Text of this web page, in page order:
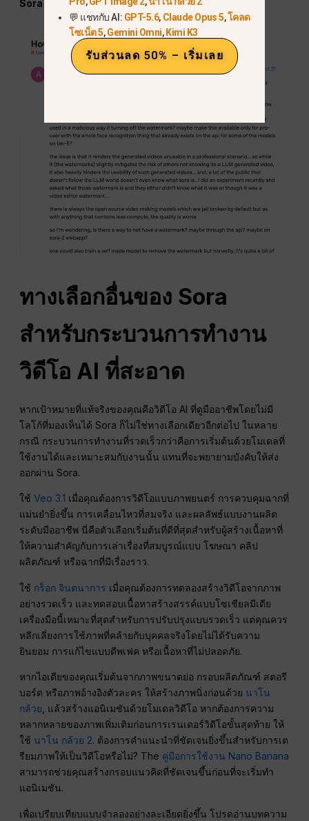
Sora โดยไม่มีโลโก้ที่มองเห็นได้.
ทางเลือกอื่นของ Sora
สำหรับกระบวนการทำงาน
วิดีโอ AI ที่สะอาด
หากเป้าหมายที่แท้จริงของคุณคือวิดีโอ AI ที่ดูมืออาชีพโดยไม่มี
โลโก้ที่มองเห็นได้ Sora ก็ไม่ใช่ทางเลือกเดียวอีกต่อไป ในหลาย
กรณี กระบวนการทำงานที่รวดเร็วกว่าคือการเริ่มต้นด้วยโมเดลที่
ใช้งานได้และเหมาะสมกับงานนั้น แทนที่จะพยายามบังคับให้ส่ง
ออกผ่าน Sora.
ใช้Veo 3.1 เมื่อคุณต้องการวิดีโอแบบภาพยนตร์ การควบคุมฉากที่
แม่นยำยิ่งขึ้น การเคลื่อนไหวที่สมจริง และผลลัพธ์แบบงานผลิต
ระดับมืออาชีพ นี่คือตัวเลือกเริ่มต้นที่ดีที่สุดสำหรับผู้สร้างเนื้อหาที่
ให้ความสำคัญกับการเล่าเรื่องที่สมบูรณ์แบบ โฆษณา คลิป
ผลิตภัณฑ์ หรือฉากที่มีเรื่องราว.
ใช้ กร็อก จินตนาการ เมื่อคุณต้องการทดลองสร้างวิดีโอจากภาพ
อย่างรวดเร็ว และทดสอบเนื้อหาสร้างสรรค์แบบโซเชียลมีเดีย
เครื่องมือนี้เหมาะที่สุดสำหรับการปรับปรุงแบบรวดเร็ว แต่คุณควร
หลีกเลี่ยงการใช้ภาพที่คล้ายกับบุคคลจริงโดยไม่ได้รับความ
ยินยอม การแก้ไขแบบดีพเฟค หรือเนื้อหาที่ไม่ปลอดภัย.
หากไอเดียของคุณเริ่มต้นจากภาพขนาดย่อ กรอบผลิตภัณฑ์ สตอรี
บอร์ด หรือภาพอ้างอิงตัวละคร ให้สร้างภาพนิ่งก่อนด้วย นาโน
กล้วย , แล้วสร้างแอนิเมชันด้วยโมเดลวิดีโอ หากต้องการความ
หลากหลายของภาพเพิ่มเติมก่อนการเรนเดอร์วิดีโอขั้นสุดท้าย ให้
ใช้ นาโน กล้วย 2. ต้องการคำแนะนำที่ชัดเจนยิ่งขึ้นสำหรับการเต
รียมภาพให้เป็นวิดีโอหรือไม่? The คู่มือการใช้งาน Nano Banana
สามารถช่วยคุณสร้างกรอบแนวคิดที่ชัดเจนขึ้นก่อนที่จะเริ่มทำ
แอนิเมชัน.
เพื่อเปรียบเทียบแบบจำลองอย่างละเอียดยิ่งขึ้น โปรดอ่านบทความ
💬 แชทกับ AI: GPT-5.6, Claude Opus 5,โคลด
โซเน็ต 5,Gemini Omni,Kimi K3
รับส่วนลด 50% – เริ่มเลย